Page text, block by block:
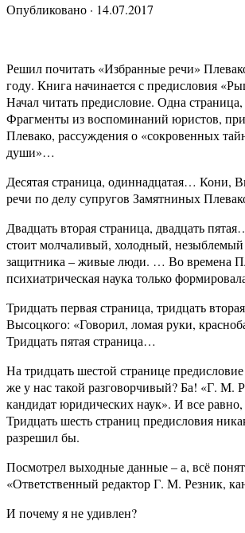
Опубликовано · 14.07.2017
Решил почитать «Избранные речи»
году. Книга начинается с предисловия
Начал читать предисловие. Одна
Фрагменты из воспоминаний юристов,
Плевако, рассуждения о «сокровенных
души»…
Десятая страница, одиннадцатая… Кони,
речи по делу супругов Замятниных
Двадцать вторая страница, двадцать
стоит молчаливый, холодный, незыблемый
защитника – живые люди. … Во времена
психиатрическая наука только
Тридцать первая страница, тридцать
Высоцкого: «Говорил, ломая руки,
Тридцать пятая страница…
На тридцать шестой странице
же у нас такой разговорчивый? Ба! «Г. М.
кандидат юридических наук». И все равно,
Тридцать шесть страниц предисловия
разрешил бы.
Посмотрел выходные данные – а, всё
«Ответственный редактор Г. М. Резник,
И почему я не удивлен?